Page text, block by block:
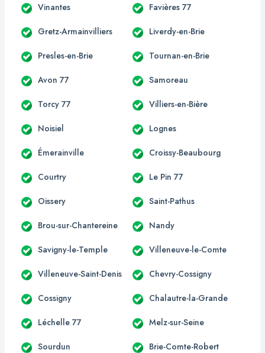
Vinantes Favières 77
Gretz-Armainvilliers Liverdy-en-Brie
Presles-en-Brie Tournan-en-Brie
Avon 77 Samoreau
Torcy 77 Villiers-en-Bière
Noisiel Lognes
Émerainville Croissy-Beaubourg
Courtry Le Pin 77
Oissery Saint-Pathus
Brou-sur-Chantereine Nandy
Savigny-le-Temple Villeneuve-le-Comte
Villeneuve-Saint-Denis Chevry-Cossigny
Cossigny Chalautre-la-Grande
Léchelle 77 Melz-sur-Seine
Sourdun Brie-Comte-Robert